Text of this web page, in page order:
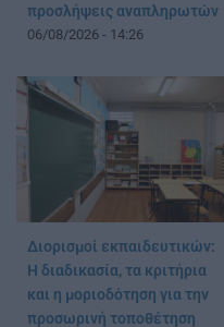
προσλήψεις αναπληρωτών
06/08/2026 - 14:26
Διορισμοί εκπαιδευτικών:
Η διαδικασία, τα κριτήρια
και η μοριοδότηση για την
προσωρινή τοποθέτηση